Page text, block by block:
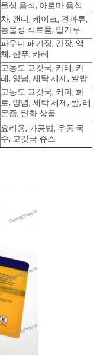
올성 음식, 아로마 음식
차, 캔디, 케이크, 견과류,
동물성 식료품, 밀가루
파우더 패키징, 간장, 액
체, 샴푸, 카레
고농도 고깃국, 카레, 카
레, 양념, 세탁 세제, 쌀밥
고농도 고깃국, 커피, 화
로, 양념, 세탁 세제, 쌀, 레
몬즙, 탄화 상품
요리용, 가공밥, 우동 국
수, 고깃국 쥬스